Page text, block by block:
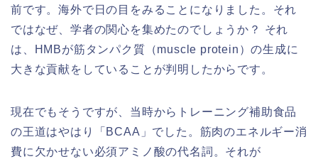
前です。海外で日の目をみることになりました。それ
ではなぜ、学者の関心を集めたのでしょうか？ それ
は、HMBが筋タンパク質（muscle protein）の生成に
大きな貢献をしていることが判明したからです。
現在でもそうですが、当時からトレーニング補助食品
の王道はやはり「BCAA」でした。筋肉のエネルギー消
費に欠かせない必須アミノ酸の代名詞。それが